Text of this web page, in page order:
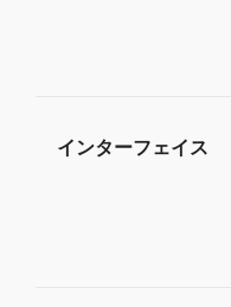
インターフェイス